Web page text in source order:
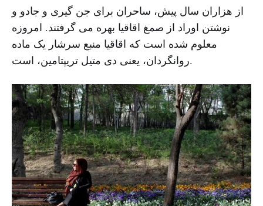
از هزاران سال پیش، ساحران برای جن گیری و جادو و
نوشتن اوراد از صمغ اقاقیا بهره می گرفتند. امروزه
معلوم شده است که اقاقیا منبع سرشار یک ماده
روانگردان، یعنی دی متیل تریپتامین، است.